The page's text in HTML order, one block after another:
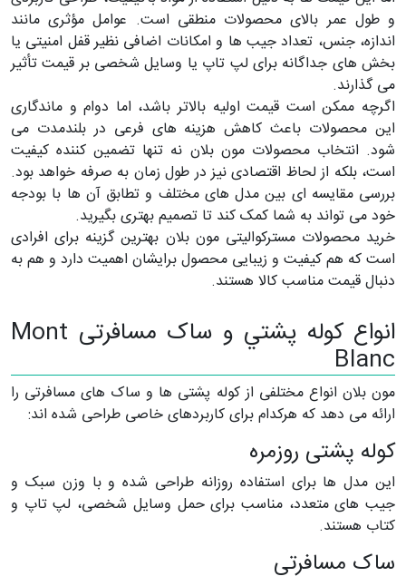
و طول عمر بالای محصولات منطقی است. عوامل مؤثری مانند
اندازه، جنس، تعداد جیب ها و امکانات اضافی نظیر قفل امنیتی یا
بخش های جداگانه برای لپ تاپ یا وسایل شخصی بر قیمت تأثیر
می گذارند.
اگرچه ممکن است قیمت اولیه بالاتر باشد، اما دوام و ماندگاری
این محصولات باعث کاهش هزینه های فرعی در بلندمدت می
شود. انتخاب محصولات مون بلان نه تنها تضمین کننده کیفیت
است، بلکه از لحاظ اقتصادی نیز در طول زمان به صرفه خواهد بود.
بررسی مقایسه ای بین مدل های مختلف و تطابق آن ها با بودجه
خود می تواند به شما کمک کند تا تصمیم بهتری بگیرید.
خرید محصولات مسترکوالیتی مون بلان بهترین گزینه برای افرادی
است که هم کیفیت و زیبایی محصول برایشان اهمیت دارد و هم به
دنبال قیمت مناسب کالا هستند.
انواع كوله پشتي و ساک مسافرتی Mont
Blanc
مون بلان انواع مختلفی از کوله پشتی ها و ساک های مسافرتی را
ارائه می دهد که هرکدام برای کاربردهای خاصی طراحی شده اند:
کوله پشتی روزمره
این مدل ها برای استفاده روزانه طراحی شده و با وزن سبک و
جیب های متعدد، مناسب برای حمل وسایل شخصی، لپ تاپ و
کتاب هستند.
ساک مسافرتی